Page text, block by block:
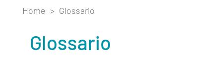
Home > Glossario
Glossario